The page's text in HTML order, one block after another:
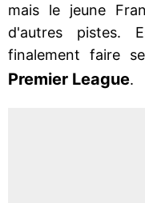
mais le jeune
d'autres pistes.
finalement faire
Premier League.